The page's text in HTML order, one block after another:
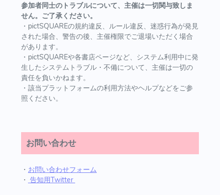
参加者同士のトラブルについて、主催は一切関与致しま
せん。ご了承ください。
・pictSQUAREの規約違反、ルール違反、迷惑行為が発見
された場合、警告の後、主催権限でご退場いただく場合
があります。
・pictSQUAREや各書店ページなど、システム利用中に発
生したシステムトラブル・不備について、主催は一切の
責任を負いかねます。
・該当プラットフォームの利用方法やヘルプなどをご参
照ください。
お問い合わせ
・ お問い合わせフォーム
・ 告知用Twitter